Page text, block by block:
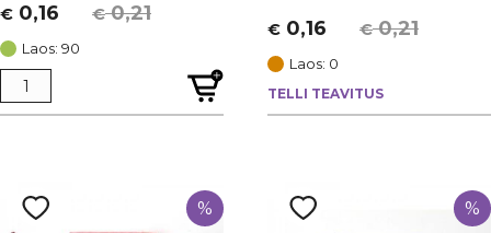
€0,21
Algne
hind
oli:
€ 0,21.
€ 0,16
Current
price
is:
€ 0,16.
Laos: 90
€0,21
Algne
hind
oli:
€ 0,21.
€ 0,16
Current
price
is:
€ 0,16.
Laos: 0
TELLI TEAVITUS
% %